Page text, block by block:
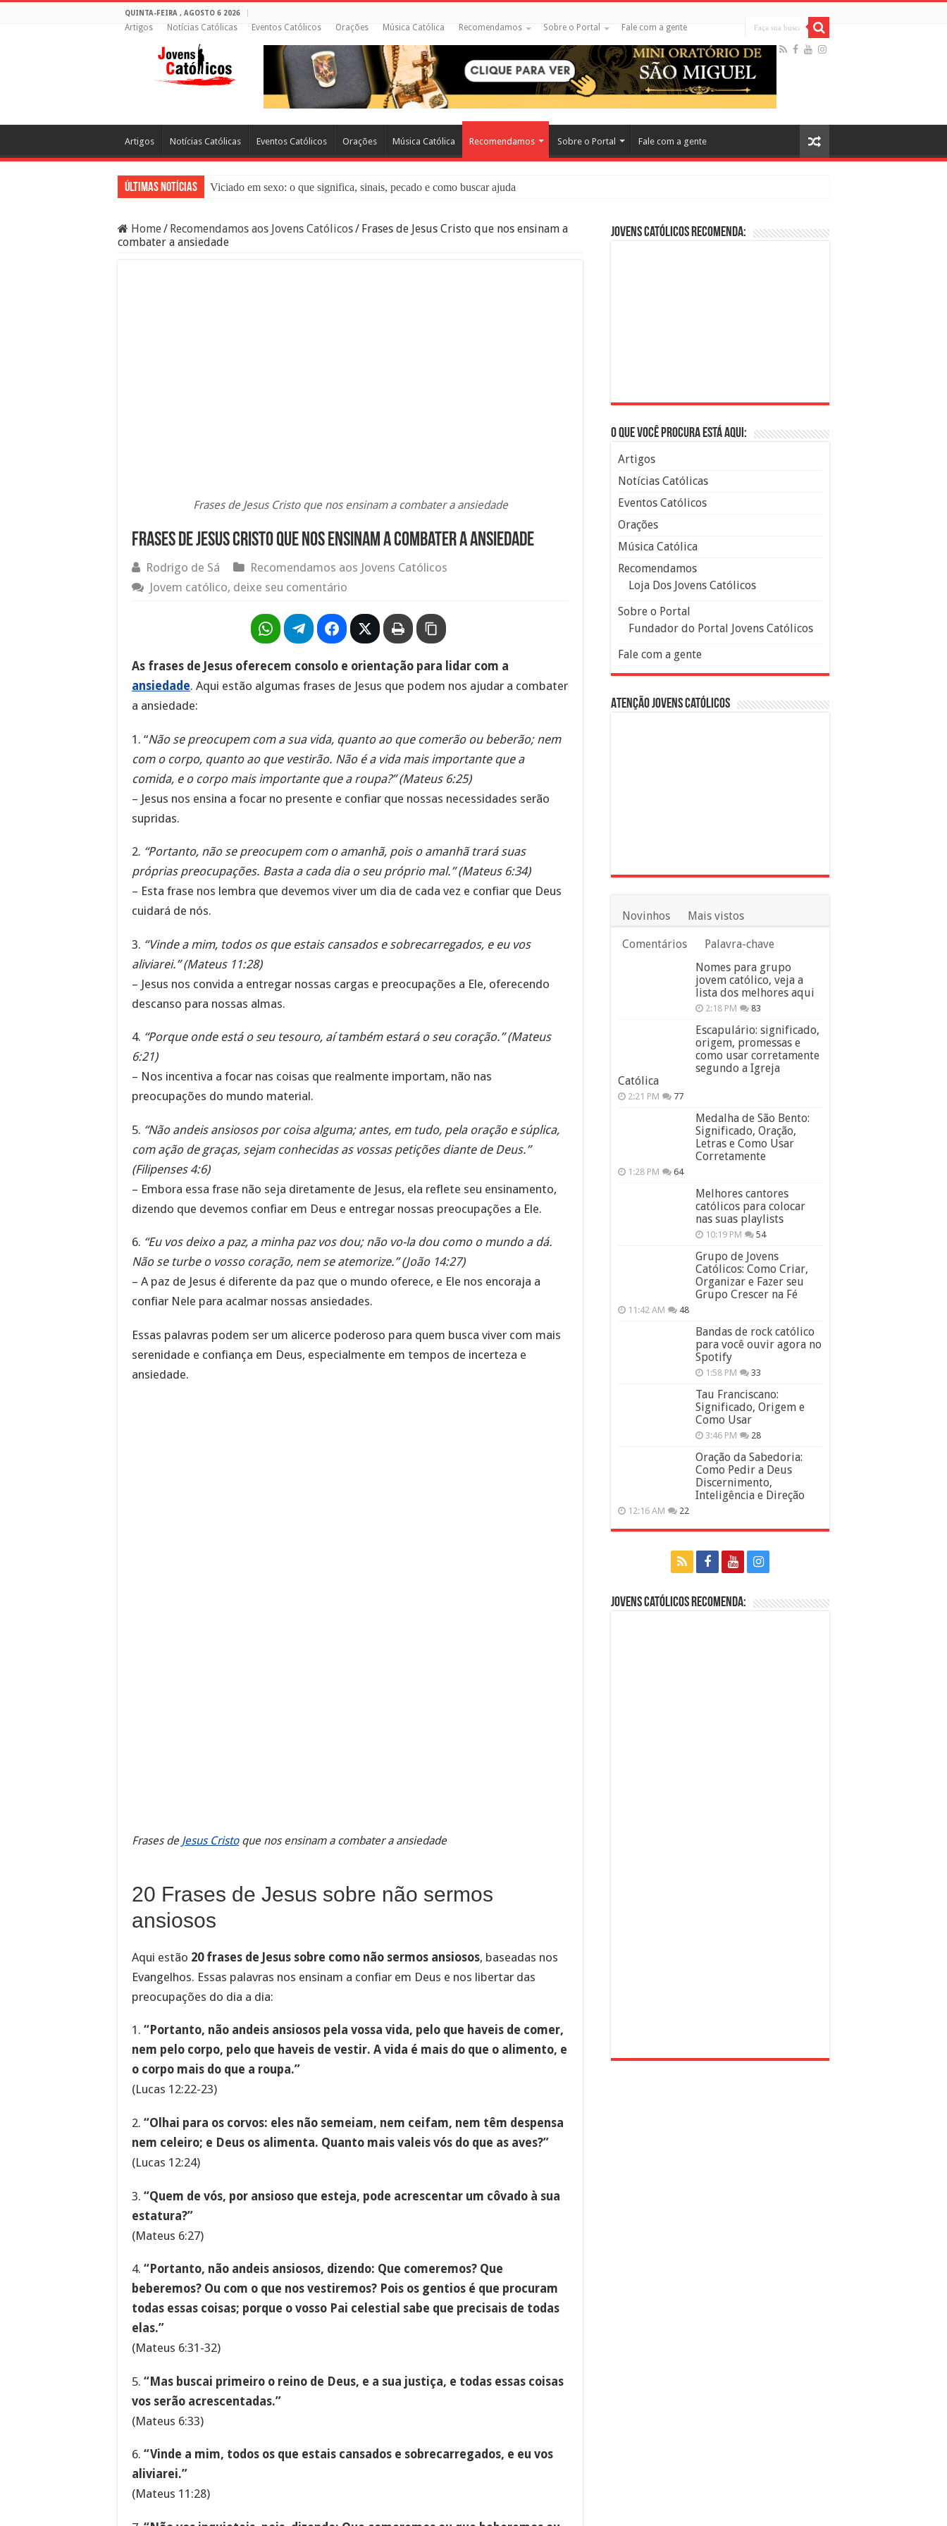
QUINTA-FEIRA , AGOSTO 6 2026
Artigos Notícias Católicas Eventos Católicos Orações Música Católica Recomendamos Sobre o Portal Fale com a gente
Artigos Notícias Católicas Eventos Católicos Orações Música Católica Recomendamos Sobre o Portal Fale com a gente
Últimas Notícias
Viciado em sexo: o que significa, sinais, pecado e como buscar ajuda
Filme Sagrado Coração – Seu Reino Não Terá Fim: O Documentário Que Vai Tocar os Católicos no Cinema
Home/ Recomendamos aos Jovens Católicos/ Frases de Jesus Cristo que nos ensinam a
combater a ansiedade
Frases de Jesus Cristo que nos ensinam a combater a ansiedade
Frases de Jesus Cristo que nos ensinam a combater a ansiedade
Rodrigo de Sá
Recomendamos aos Jovens Católicos
Jovem católico, deixe seu comentário
As frases de Jesus oferecem consolo e orientação para lidar com a
ansiedade. Aqui estão algumas frases de Jesus que podem nos ajudar a combater
a ansiedade:
1. “Não se preocupem com a sua vida, quanto ao que comerão ou beberão; nem
com o corpo, quanto ao que vestirão. Não é a vida mais importante que a
comida, e o corpo mais importante que a roupa?” (Mateus 6:25)
– Jesus nos ensina a focar no presente e confiar que nossas necessidades serão
supridas.
2. “Portanto, não se preocupem com o amanhã, pois o amanhã trará suas
próprias preocupações. Basta a cada dia o seu próprio mal.” (Mateus 6:34)
– Esta frase nos lembra que devemos viver um dia de cada vez e confiar que Deus
cuidará de nós.
3. “Vinde a mim, todos os que estais cansados e sobrecarregados, e eu vos
aliviarei.” (Mateus 11:28)
– Jesus nos convida a entregar nossas cargas e preocupações a Ele, oferecendo
descanso para nossas almas.
4. “Porque onde está o seu tesouro, aí também estará o seu coração.” (Mateus
6:21)
– Nos incentiva a focar nas coisas que realmente importam, não nas
preocupações do mundo material.
5. “Não andeis ansiosos por coisa alguma; antes, em tudo, pela oração e súplica,
com ação de graças, sejam conhecidas as vossas petições diante de Deus.”
(Filipenses 4:6)
– Embora essa frase não seja diretamente de Jesus, ela reflete seu ensinamento,
dizendo que devemos confiar em Deus e entregar nossas preocupações a Ele.
6. “Eu vos deixo a paz, a minha paz vos dou; não vo-la dou como o mundo a dá.
Não se turbe o vosso coração, nem se atemorize.” (João 14:27)
– A paz de Jesus é diferente da paz que o mundo oferece, e Ele nos encoraja a
confiar Nele para acalmar nossas ansiedades.
Essas palavras podem ser um alicerce poderoso para quem busca viver com mais
serenidade e confiança em Deus, especialmente em tempos de incerteza e
ansiedade.
Frases de Jesus Cristoque nos ensinam a combater a ansiedade
20 Frases de Jesus sobre não sermos
ansiosos
Aqui estão 20 frases de Jesus sobre como não sermos ansiosos, baseadas nos
Evangelhos. Essas palavras nos ensinam a confiar em Deus e nos libertar das
preocupações do dia a dia:
1. “Portanto, não andeis ansiosos pela vossa vida, pelo que haveis de comer,
nem pelo corpo, pelo que haveis de vestir. A vida é mais do que o alimento, e
o corpo mais do que a roupa.”
(Lucas 12:22-23)
2. “Olhai para os corvos: eles não semeiam, nem ceifam, nem têm despensa
nem celeiro; e Deus os alimenta. Quanto mais valeis vós do que as aves?”
(Lucas 12:24)
3. “Quem de vós, por ansioso que esteja, pode acrescentar um côvado à sua
estatura?”
(Mateus 6:27)
4. “Portanto, não andeis ansiosos, dizendo: Que comeremos? Que
beberemos? Ou com o que nos vestiremos? Pois os gentios é que procuram
todas essas coisas; porque o vosso Pai celestial sabe que precisais de todas
elas.”
(Mateus 6:31-32)
5. “Mas buscai primeiro o reino de Deus, e a sua justiça, e todas essas coisas
vos serão acrescentadas.”
(Mateus 6:33)
6. “Vinde a mim, todos os que estais cansados e sobrecarregados, e eu vos
aliviarei.”
(Mateus 11:28)
Jovens Católicos Recomenda:
O que você procura está aqui:
Artigos
Notícias Católicas
Eventos Católicos
Orações
Música Católica
Recomendamos
Loja Dos Jovens Católicos
Sobre o Portal
Fundador do Portal Jovens Católicos
Fale com a gente
Atenção Jovens Católicos
Novinhos Mais vistos
Comentários
Palavra-chave
Nomes para grupo
jovem católico, veja a
lista dos melhores aqui
2:18 PM 83
Escapulário: significado,
origem, promessas e
como usar corretamente
segundo a Igreja
Católica
2:21 PM 77
Medalha de São Bento:
Significado, Oração,
Letras e Como Usar
Corretamente
1:28 PM 64
Melhores cantores
católicos para colocar
nas suas playlists
10:19 PM 54
Grupo de Jovens
Católicos: Como Criar,
Organizar e Fazer seu
Grupo Crescer na Fé
11:42 AM 48
Bandas de rock católico
para você ouvir agora no
Spotify
1:58 PM 33
Tau Franciscano:
Significado, Origem e
Como Usar
3:46 PM 28
Oração da Sabedoria:
Como Pedir a Deus
Discernimento,
Inteligência e Direção
12:16 AM 22
Jovens Católicos Recomenda: